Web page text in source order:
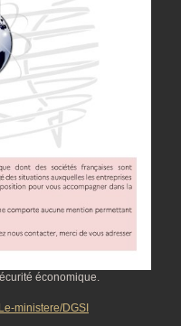
économique.
ministere/DGSI